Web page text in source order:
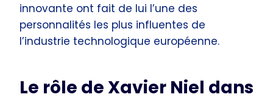
innovante ont fait de lui l’une des
personnalités les plus influentes de
l’industrie technologique européenne.
Le rôle de Xavier Niel dans